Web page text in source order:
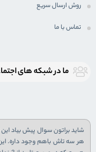
روش ارسال سریع
تماس با ما
ما در شبكه های
شاید براتون سوال پیش بیاد
هر سه تاش باهم وجود داره.